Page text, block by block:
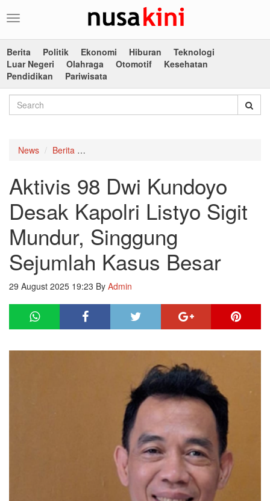
Toggle
Berita
Politik Ekonomi Hiburan
Teknologi
Luar Negeri
Olahraga Otomotif
Kesehatan
Pendidikan
Pariwisata
News Berita
Aktivis 98 Dwi Kundoyo
Desak Kapolri Listyo Sigit
Mundur, Singgung
Sejumlah Kasus Besar
29 August 2025 19:23 By Admin